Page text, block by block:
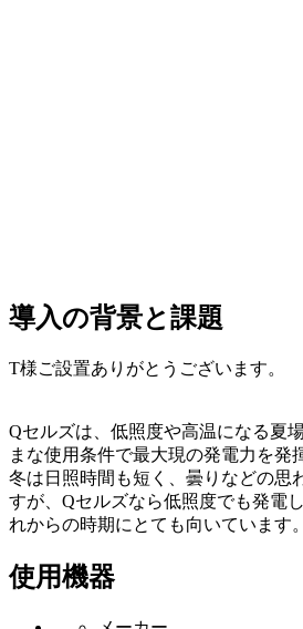
導入の背景と課題
T様ご設置ありがとうございます。
Qセルズは、低照度や高温になる夏
まな使用条件で最大現の発電力を発
冬は日照時間も短く、曇りなどの思
すが、Qセルズなら低照度でも発電
れからの時期にとても向いています。
使用機器